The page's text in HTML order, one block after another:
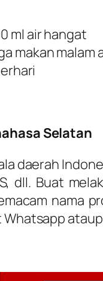
ml air hangat
makan malam
Selatan
daerah
dll. Buat
nama